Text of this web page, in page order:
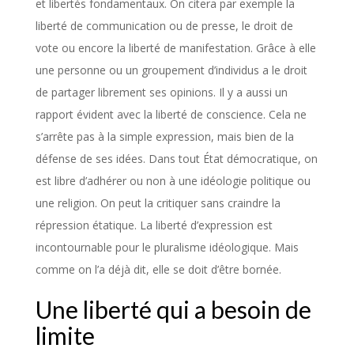
et libertés fondamentaux. On citera par exemple la
liberté de communication ou de presse, le droit de
vote ou encore la liberté de manifestation. Grâce à elle
une personne ou un groupement d’individus a le droit
de partager librement ses opinions. Il y a aussi un
rapport évident avec la liberté de conscience. Cela ne
s’arrête pas à la simple expression, mais bien de la
défense de ses idées. Dans tout État démocratique, on
est libre d’adhérer ou non à une idéologie politique ou
une religion. On peut la critiquer sans craindre la
répression étatique. La liberté d’expression est
incontournable pour le pluralisme idéologique. Mais
comme on l’a déjà dit, elle se doit d’être bornée.
Une liberté qui a besoin de
limite